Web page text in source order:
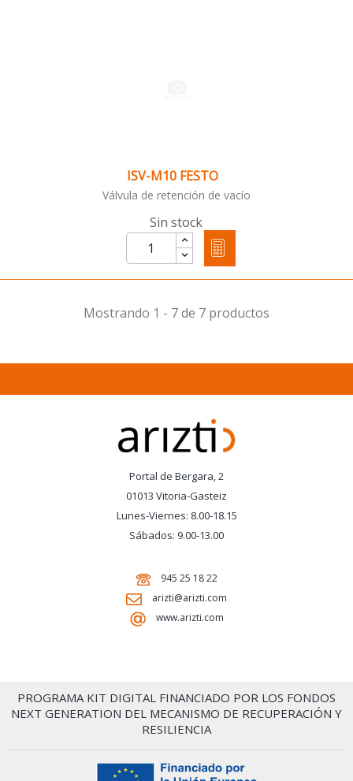
ISV-M10 FESTO
Válvula de retención de vacío
Sin stock
Mostrando 1 - 7 de 7 productos
Portal de Bergara, 2
01013 Vitoria-Gasteiz
Lunes-Viernes: 8.00-18.15
Sábados: 9.00-13.00
945 25 18 22
arizti@arizti.com
www.arizti.com
PROGRAMA KIT DIGITAL FINANCIADO POR LOS FONDOS
NEXT GENERATION DEL MECANISMO DE RECUPERACIÓN Y
RESILIENCIA